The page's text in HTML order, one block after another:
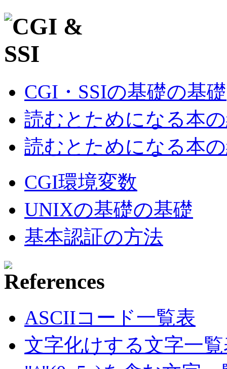
CGI・SSIの基礎の基礎
読むとためになる本
読むとためになる本
CGI環境変数
UNIXの基礎の基礎
基本認証の方法
ASCIIコード一覧表
文字化けする文字一